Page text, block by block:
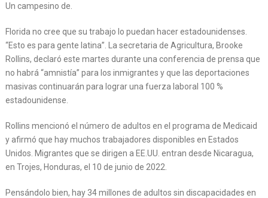
Un campesino de.
Florida no cree que su trabajo lo puedan hacer estadounidenses.
“Esto es para gente latina”. La secretaria de Agricultura, Brooke
Rollins, declaró este martes durante una conferencia de prensa que
no habrá “amnistía” para los inmigrantes y que las deportaciones
masivas continuarán para lograr una fuerza laboral 100 %
estadounidense.
Rollins mencionó el número de adultos en el programa de Medicaid
y afirmó que hay muchos trabajadores disponibles en Estados
Unidos. Migrantes que se dirigen a EE.UU. entran desde Nicaragua,
en Trojes, Honduras, el 10 de junio de 2022.
Pensándolo bien, hay 34 millones de adultos sin discapacidades en